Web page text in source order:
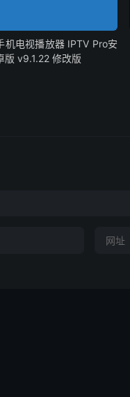
机电视播放器 IPTV Pro安
版 v9.1.22 修改版